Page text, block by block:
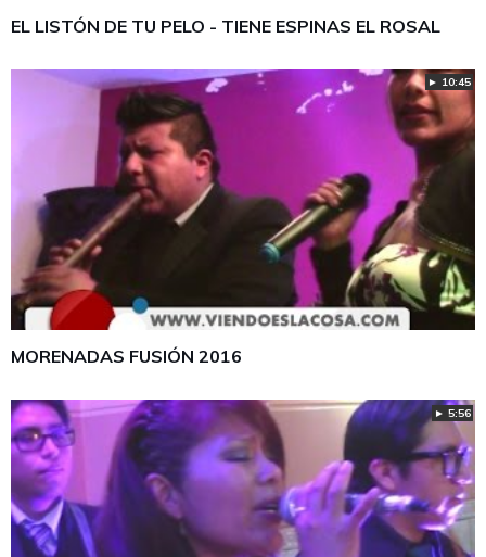
EL LISTÓN DE TU PELO - TIENE ESPINAS EL ROSAL
► 10:45
MORENADAS FUSIÓN 2016
► 5:56